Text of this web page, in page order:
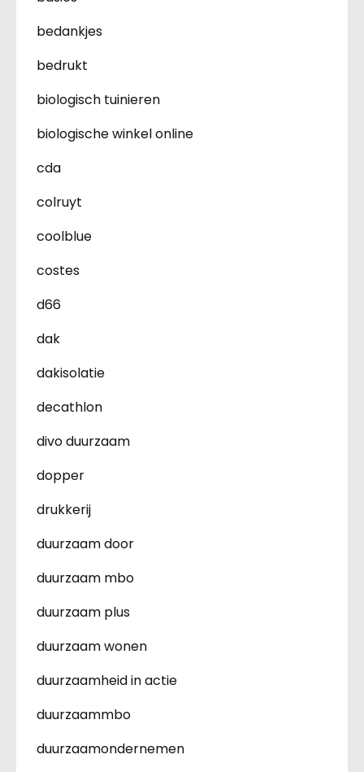
bedankjes
bedrukt
biologisch tuinieren
biologische winkel online
cda
colruyt
coolblue
costes
d66
dak
dakisolatie
decathlon
divo duurzaam
dopper
drukkerij
duurzaam door
duurzaam mbo
duurzaam plus
duurzaam wonen
duurzaamheid in actie
duurzaammbo
duurzaamondernemen